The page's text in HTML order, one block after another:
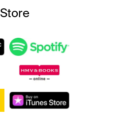
Store